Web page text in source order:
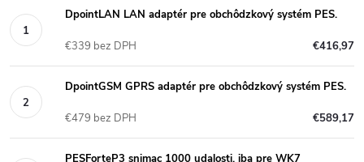
DpointLAN LAN adaptér pre obchôdzkový systém PES.
€416,97
€339 bez DPH
DpointGSM GPRS adaptér pre obchôdzkový systém PES.
€589,17
€479 bez DPH
PESForteP3 snimac 1000 udalosti, iba pre WK7